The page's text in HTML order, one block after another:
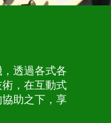
透過各式各
，在互動式
助之下，享